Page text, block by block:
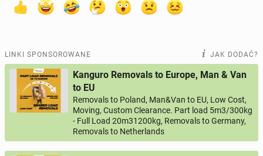
LINKI SPONSOROWANE JAK DODAĆ?
Kanguro Removals to Europe, Man & Van
to EU
Removals to Poland, Man&Van to EU, Low Cost,
Moving, Custom Clearance. Part load 5m3/300kg
- Full Load 20m31200kg, Removals to Germany,
Removals to Netherlands